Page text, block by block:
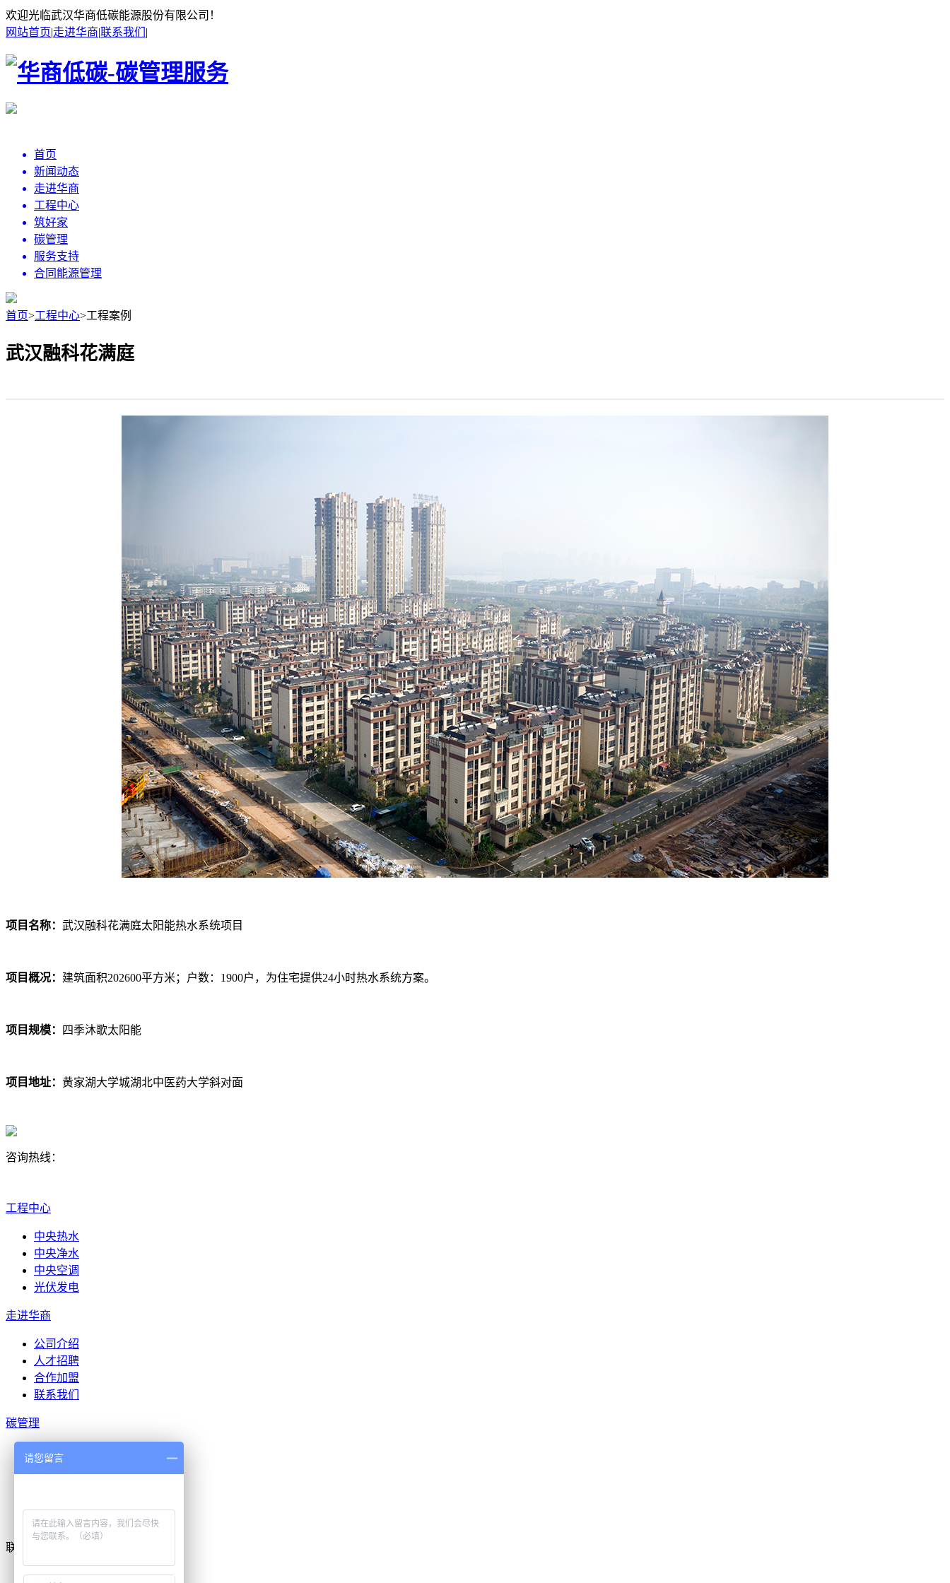
欢迎光临武汉华商低碳能源股份有限公司！
网站首页|走进华商|联系我们 |
首页
新闻动态
走进华商
工程中心
筑好家
碳管理
服务支持
合同能源管理
首页>工程中心>工程案例
武汉融科花满庭
项目名称： 武汉融科花满庭太阳能热水系统项目
项目概况： 建筑面积202600平方米；户数：1900户，为住宅提供24小时热水系统方案。
项目规模： 四季沐歌太阳能
项目地址： 黄家湖大学城湖北中医药大学斜对面
咨询热线：
工程中心
中央热水
中央净水
中央空调
光伏发电
走进华商
公司介绍
人才招聘
合作加盟
联系我们
碳管理
碳排放核算服务
碳中和认证服务
联系我们
地址：
请您留言